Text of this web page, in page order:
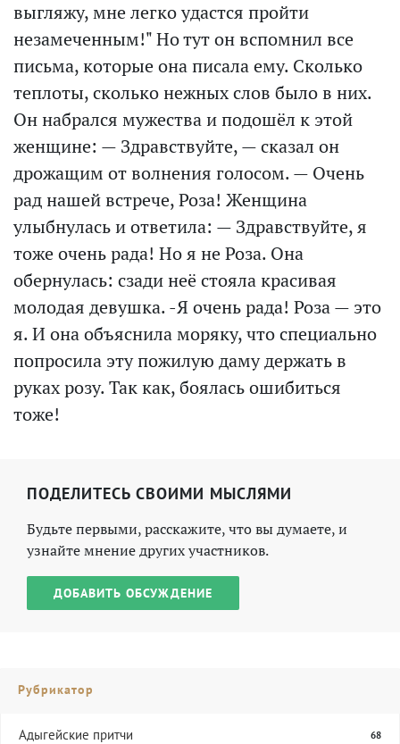
выгляжу, мне легко удастся пройти
незамеченным!" Но тут он вспомнил все
письма, которые она писала ему. Сколько
теплоты, сколько нежных слов было в них.
Он набрался мужества и подошёл к этой
женщине: — Здравствуйте, — сказал он
дрожащим от волнения голосом. — Очень
рад нашей встрече, Роза! Женщина
улыбнулась и ответила: — Здравствуйте, я
тоже очень рада! Но я не Роза. Она
обернулась: сзади неё стояла красивая
молодая девушка. -Я очень рада! Роза — это
я. И она объяснила моряку, что специально
попросила эту пожилую даму держать в
руках розу. Так как, боялась ошибиться
тоже!
ПОДЕЛИТЕСЬ СВОИМИ МЫСЛЯМИ
Будьте первыми, расскажите, что вы думаете, и
узнайте мнение других участников.
ДОБАВИТЬ ОБСУЖДЕНИЕ
Рубрикатор
Адыгейские притчи 68